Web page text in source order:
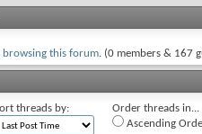
browsing this forum. (0 members & 167
threads by:
Order threads in...
Ascending